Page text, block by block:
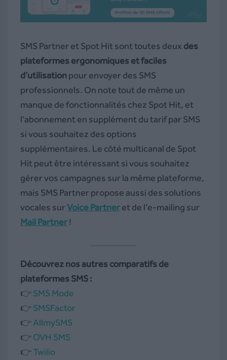
SMS Partner et Spot Hit sont toutes deux des
plateformes ergonomiques et faciles
d’utilisationpour envoyer des SMS
professionnels. On note tout de même un
manque de fonctionnalités chez Spot Hit, et
l’abonnement en supplément du tarif par SMS
si vous souhaitez des options
supplémentaires. Le côté multicanal de Spot
Hit peut être intéressant si vous souhaitez
gérer vos campagnes sur la même plateforme,
mais SMS Partner propose aussi des solutions
vocales surVoice Partneret de l’e-mailing sur
Mail Partner!
Découvrez nos autres comparatifs de
plateformes SMS :
👉SMS Mode
👉SMSFactor
👉AllmySMS
👉OVH SMS
👉Twilio